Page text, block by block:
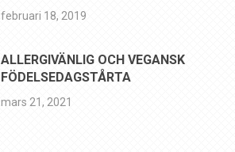
februari 18, 2019
ALLERGIVÄNLIG OCH VEGANSK
FÖDELSEDAGSTÅRTA
mars 21, 2021